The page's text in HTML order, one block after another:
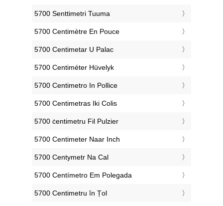
‎5700 Senttimetri Tuuma
‎5700 Centimètre En Pouce
‎5700 Centimetar U Palac
‎5700 Centiméter Hüvelyk
‎5700 Centimetro In Pollice
‎5700 Centimetras Iki Colis
‎5700 ċentimetru Fil Pulzier
‎5700 Centimeter Naar Inch
‎5700 Centymetr Na Cal
‎5700 Centímetro Em Polegada
‎5700 Centimetru în Țol